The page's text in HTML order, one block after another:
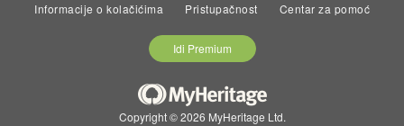
Informacije o kolačićima
Pristupačnost Centar za pomoć
Idi Premium
Copyright © 2026 MyHeritage Ltd.